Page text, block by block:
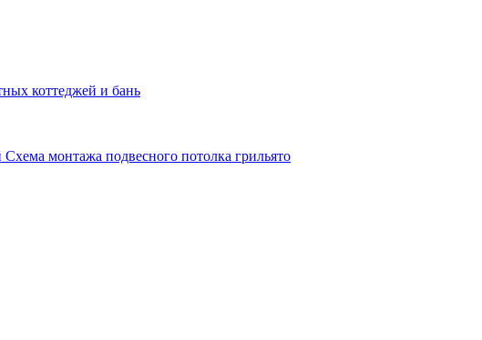
коттеджей и бань
Схема монтажа подвесного потолка грильято